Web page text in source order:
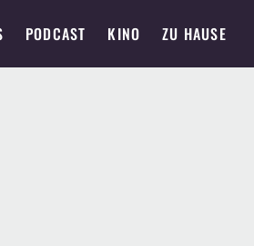
PODCAST KINO ZU HAUSE